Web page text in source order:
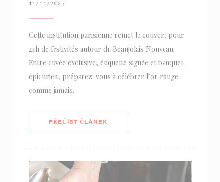
11/11/2025
Cette institution parisienne remet le couvert pour
24h de festivités autour du Beaujolais Nouveau.
Entre cuvée exclusive, étiquette signée et banquet
épicurien, préparez-vous à célébrer l’or rouge
comme jamais.
PŘEČÍST ČLÁNEK